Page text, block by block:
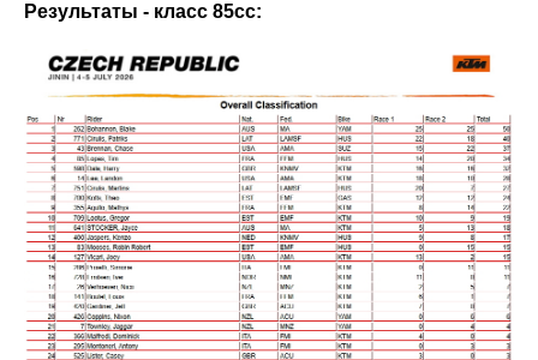
Результаты - класс 85сс: